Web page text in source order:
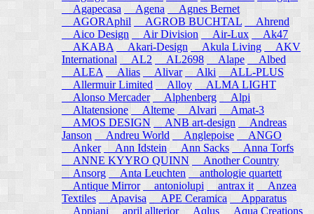
Agapecasa
Agena
Agnes Bernet
AGORAphil
AGROB BUCHTAL
Ahrend
Aico Design
Air Division Air-Lux
Ak47
AKABA
Akari-Design Akula Living
AKV
International
AL2 AL2698 Alape
Albed
ALEA
Alias Alivar Alki
ALL-PLUS
Allermuir Limited
Alloy
ALMA LIGHT
Alonso Mercader
Alphenberg
Alpi
Altatensione
Alteme Alvari
Amat-3
AMOS DESIGN
ANB art-design
Andreas
Janson
Andreu World Anglepoise
ANGO
Anker
Ann Idstein Ann Sacks
Anna Torfs
ANNE KYYRO QUINN
Another Country
Ansorg
Anta Leuchten
anthologie quartett
Antique Mirror
antoniolupi antrax it
Anzea
Textiles
Apavisa APE Ceramica
Apparatus
Appiani
april allterior Aqlus Aqua Creations